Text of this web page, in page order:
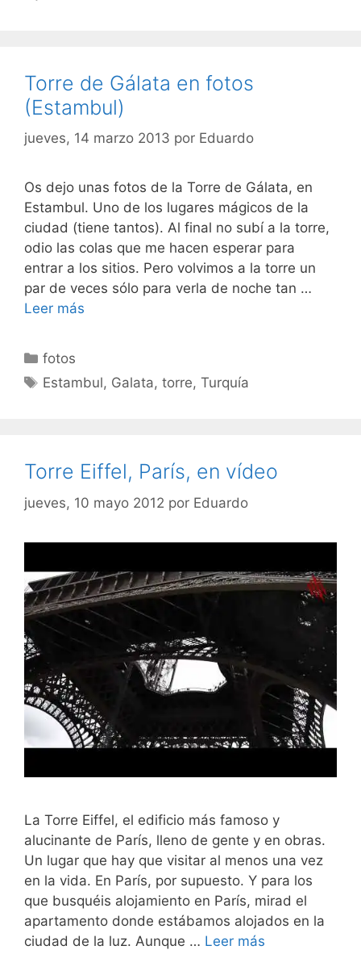
Torre de Gálata en fotos
(Estambul)
jueves, 14 marzo 2013 por Eduardo
Os dejo unas fotos de la Torre de Gálata, en
Estambul. Uno de los lugares mágicos de la
ciudad (tiene tantos). Al final no subí a la torre,
odio las colas que me hacen esperar para
entrar a los sitios. Pero volvimos a la torre un
par de veces sólo para verla de noche tan …
Leer más
Categorías
fotos
Etiquetas
Estambul, Galata,torre,Turquía
Torre Eiffel, París, en vídeo
jueves, 10 mayo 2012 por Eduardo
La Torre Eiffel, el edificio más famoso y
alucinante de París, lleno de gente y en obras.
Un lugar que hay que visitar al menos una vez
en la vida. En París, por supuesto. Y para los
que busquéis alojamiento en París, mirad el
apartamento donde estábamos alojados en la
ciudad de la luz. Aunque … Leer más